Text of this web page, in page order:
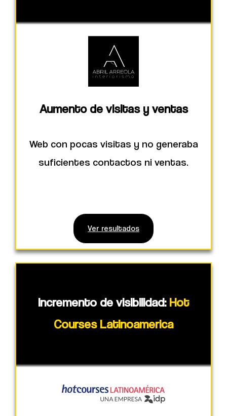
Aumento de visitas y ventas
Web con pocas visitas y no generaba
suficientes contactos ni ventas.
Ver resultados
Incremento de visibilidad: Hot
Courses Latinoamerica